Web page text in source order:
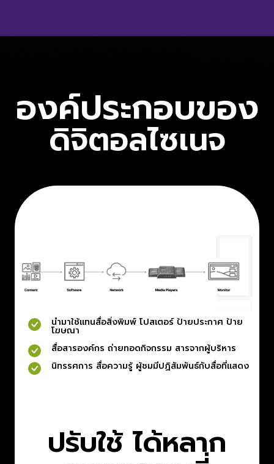
องค์ประกอบของ
ดิจิตอลไซเนจ
นำมาใช้แทนสื่อสิ่งพิมพ์ โปสเตอร์ ป้ายประกาศ ป้าย
โฆษณา
สื่อสารองค์กร ถ่ายทอดกิจกรรม สารจากผู้บริหาร
นิทรรศการ สื่อความรู้ ผู้ชมมีปฏิสัมพันธ์กับสื่อที่แสดง
ปรับใช้ ได้หลาก